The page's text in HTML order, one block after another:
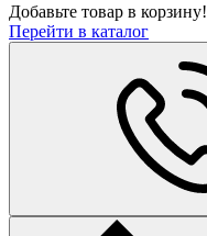
Добавьте товар в корзину!
Перейти в каталог